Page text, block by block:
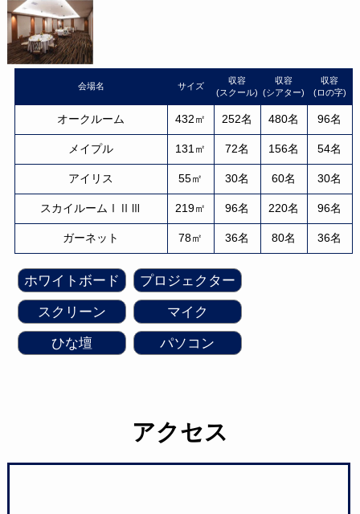
会場名 サイズ
収容
(スクール)
収容
(シアター)
収容
(ロの字)
オークルーム 432㎡ 252名 480名 96名
メイプル 131㎡ 72名 156名 54名
アイリス 55㎡ 30名 60名 30名
スカイルームⅠⅡⅢ 219㎡ 96名 220名 96名
ガーネット 78㎡ 36名 80名 36名
ホワイトボード
プロジェクター
スクリーン
マイク
ひな壇
パソコン
アクセス